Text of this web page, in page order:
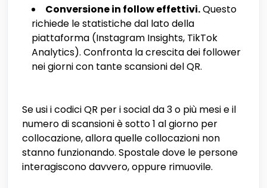
Conversione in follow effettivi.Questo
richiede le statistiche dal lato della
piattaforma (Instagram Insights, TikTok
Analytics). Confronta la crescita dei follower
nei giorni con tante scansioni del QR.
Se usi i codici QR per i social da 3 o più mesi e il
numero di scansioni è sotto 1 al giorno per
collocazione, allora quelle collocazioni non
stanno funzionando. Spostale dove le persone
interagiscono davvero, oppure rimuovile.